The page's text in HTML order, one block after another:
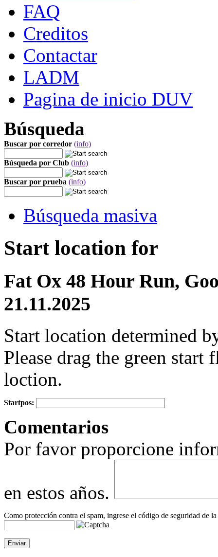
FAQ
Creditos
Contactar
LADM
Pagina de inicio DUV
Búsqueda
Buscar por corredor (info)
Búsqueda por Club (info)
Buscar por prueba (info)
Búsqueda masiva
Start location for
Fat Ox 48 Hour Run,
21.11.2025
Start location determined
Please drag the green start
loction.
−
Startpos:
Comentarios
Por favor proporcione
en estos años.
Como protección contra el spam, ingrese el código de seguridad de